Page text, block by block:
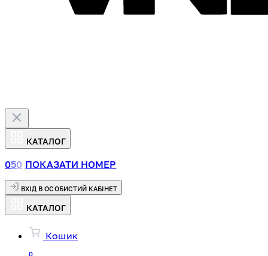
КАТАЛОГ
050 ПОКАЗАТИ НОМЕР
ВХІД В ОСОБИСТИЙ КАБІНЕТ
КАТАЛОГ
Кошик
0